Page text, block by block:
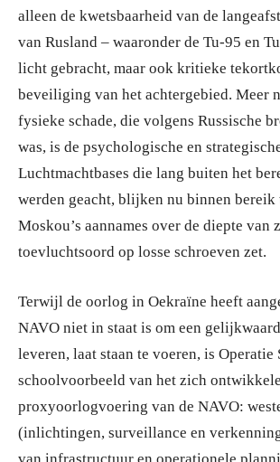
alleen de kwetsbaarheid van de
van Rusland – waaronder de Tu-95 en
licht gebracht, maar ook kritieke
beveiliging van het achtergebied. Meer
fysieke schade, die volgens Russische
was, is de psychologische en
Luchtmachtbases die lang buiten het
werden geacht, blijken nu binnen bereik
Moskou’s aannames over de diepte van
toevluchtsoord op losse schroeven zet.
Terwijl de oorlog in Oekraïne heeft
NAVO niet in staat is om een
leveren, laat staan te voeren, is Operatie
schoolvoorbeeld van het zich
proxyoorlogvoering van de NAVO:
(inlichtingen, surveillance en